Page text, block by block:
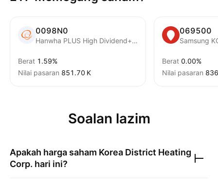
0098N0
Hanwha PLUS High Dividend+Buyback ETF Units
Berat 1.59%
Nilai pasaran ‪851.70 K‬
069500
Samsung
Berat 0.00%
Nilai pasaran
Soalan lazim
Apakah harga saham Korea District Heating
Corp. hari ini?